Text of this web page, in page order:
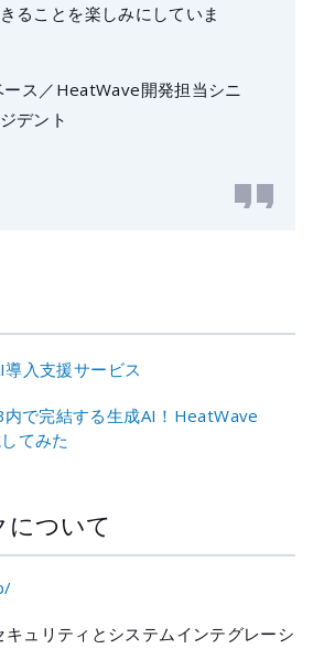
ることを楽しみにしていま
ース／HeatWave開発担当シニ
デント
入支援サービス
内で完結する生成AI！HeatWave
てみた
について
ュリティとシステムインテグレーシ